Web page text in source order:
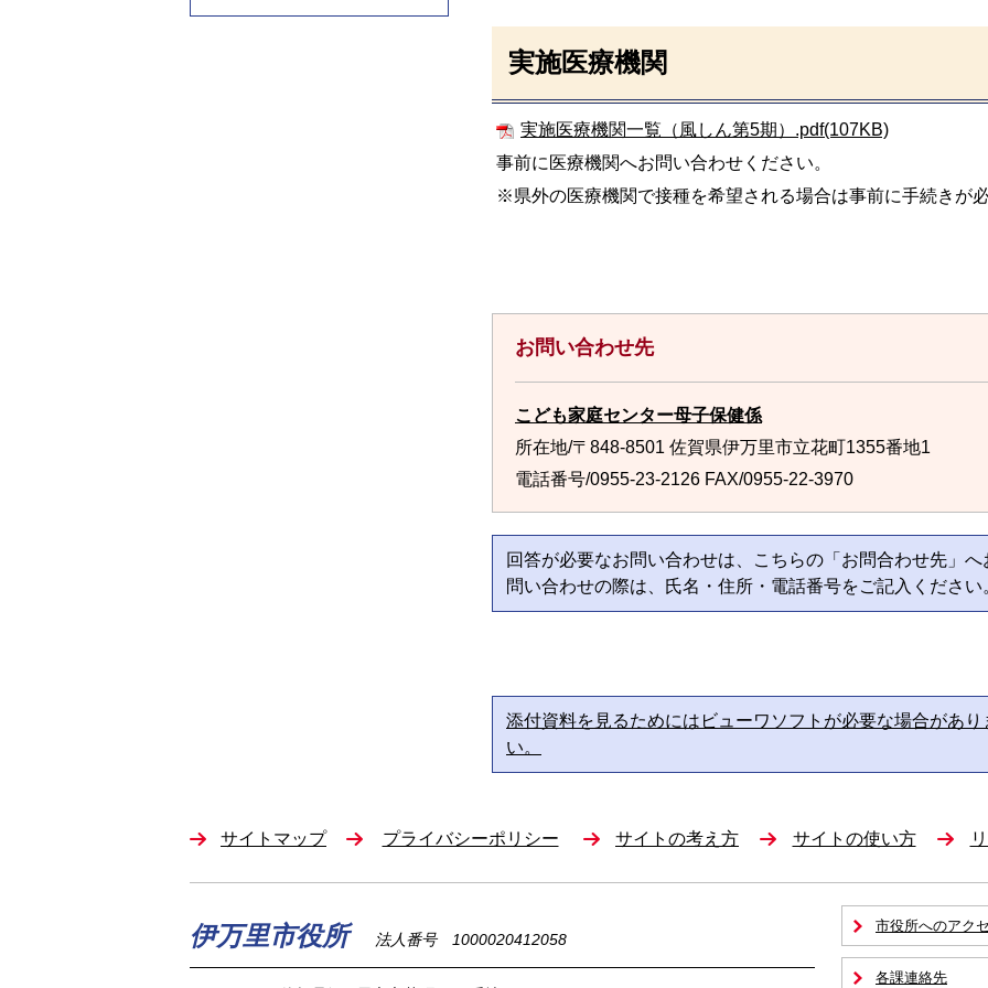
実施医療機関
実施医療機関一覧（風しん第5期）.pdf(107KB)
事前に医療機関へお問い合わせください。
※県外の医療機関で接種を希望される場合は事前に手続きが必
お問い合わせ先
こども家庭センター母子保健係
所在地/〒848-8501 佐賀県伊万里市立花町1355番地1
電話番号/0955-23-2126 FAX/0955-22-3970
回答が必要なお問い合わせは、こちらの「お問合わせ先」
問い合わせの際は、氏名・住所・電話番号をご記入ください
添付資料を見るためにはビューワソフトが必要な場合があ
い。
サイトマップ プライバシーポリシー サイトの考え方 サイトの使い方
伊万里市役所 法人番号 1000020412058
市役所へのアク
各課連絡先